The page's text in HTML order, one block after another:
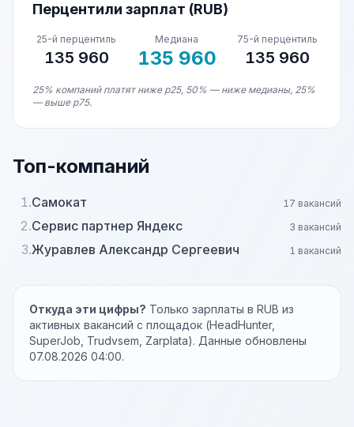
Перцентили зарплат (RUB)
25-й перцентиль
135 960
Медиана
135 960
75-й перцентиль
135 960
25% компаний платят ниже p25, 50% — ниже медианы, 25%
— выше p75.
Топ-компаний
1.Самокат 17 вакансий
2.Сервис партнер Яндекс 3 вакансий
3.Журавлев Александр Сергеевич 1 вакансий
Откуда эти цифры? Только зарплаты в RUB из
активных вакансий с площадок (HeadHunter,
SuperJob, Trudvsem, Zarplata). Данные обновлены
07.08.2026 04:00.